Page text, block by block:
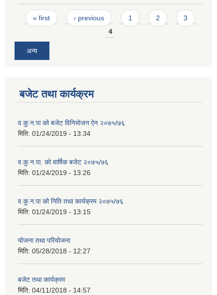
Pages
« first ‹ previous 1 2
3
4
अन्य
बजेट तथा कार्यक्रम
व.कु.न.पा को बजेट विनियोजन ऐन २०७५/७६
मिति: 01/24/2019 - 13:34
व.कु.न.पा. को वार्षिक बजेट २०७५/७६
मिति: 01/24/2019 - 13:26
व.कु.न.पा को निति तथा कार्यक्रम २०७५/७६
मिति: 01/24/2019 - 13:15
योजना तथा परियोजना
मिति: 05/28/2018 - 12:27
बजेट तथा कार्यक्रम
मिति: 04/11/2018 - 14:57